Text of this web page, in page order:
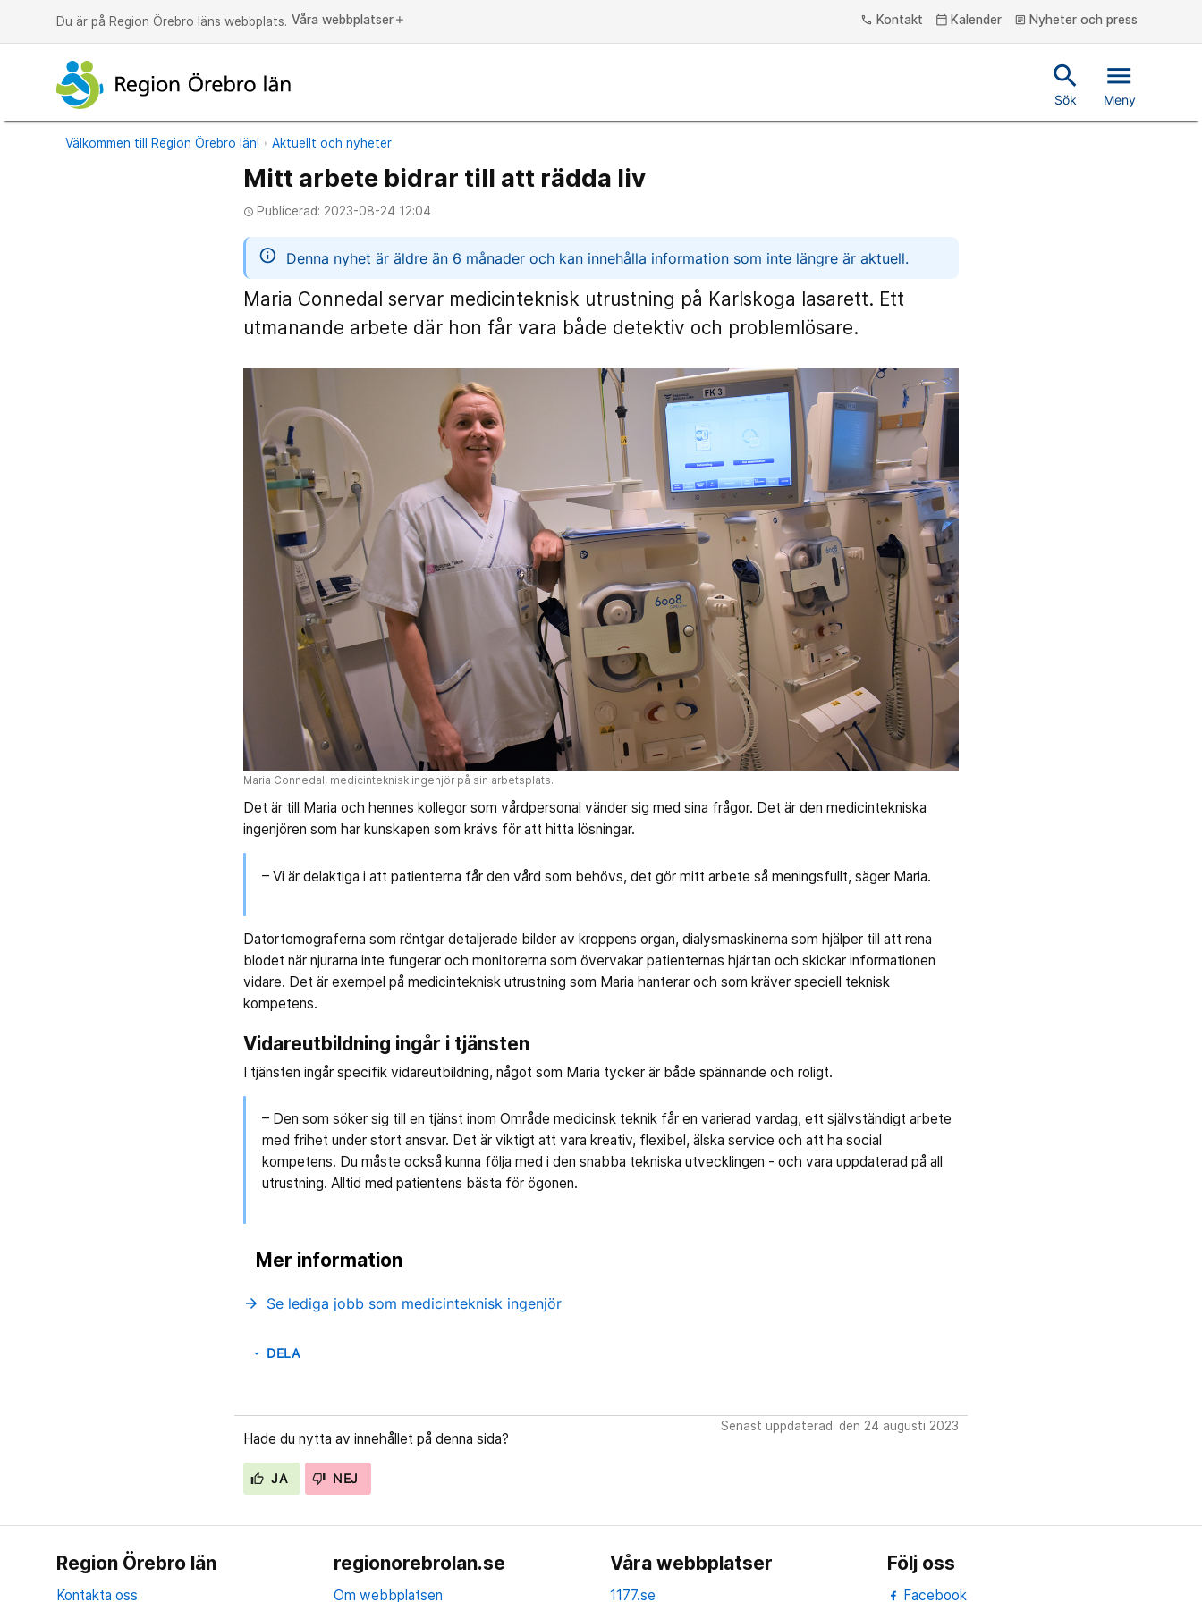
Du är på Region Örebro läns webbplats. Våra webbplatser add phone Kontakt calendar_today Kalender article Nyheter och press
search
Sök
menu
Meny
Välkommen till Region Örebro län! Aktuellt och nyheter
Mitt arbete bidrar till att rädda liv
access_time Publicerad: 2023-08-24 12:04
information
Denna nyhet är äldre än 6 månader och kan innehålla information som inte längre är aktuell.
Maria Connedal servar medicinteknisk utrustning på Karlskoga lasarett. Ett
utmanande arbete där hon får vara både detektiv och problemlösare.
Maria Connedal, medicinteknisk ingenjör på sin arbetsplats.
Det är till Maria och hennes kollegor som vårdpersonal vänder sig med sina frågor. Det är den medicintekniska
ingenjören som har kunskapen som krävs för att hitta lösningar.
– Vi är delaktiga i att patienterna får den vård som behövs, det gör mitt arbete så meningsfullt, säger Maria.
Datortomograferna som röntgar detaljerade bilder av kroppens organ, dialysmaskinerna som hjälper till att rena
blodet när njurarna inte fungerar och monitorerna som övervakar patienternas hjärtan och skickar informationen
vidare. Det är exempel på medicinteknisk utrustning som Maria hanterar och som kräver speciell teknisk
kompetens.
Vidareutbildning ingår i tjänsten
I tjänsten ingår specifik vidareutbildning, något som Maria tycker är både spännande och roligt.
– Den som söker sig till en tjänst inom Område medicinsk teknik får en varierad vardag, ett självständigt arbete
med frihet under stort ansvar. Det är viktigt att vara kreativ, flexibel, älska service och att ha social
kompetens. Du måste också kunna följa med i den snabba tekniska utvecklingen - och vara uppdaterad på all
utrustning. Alltid med patientens bästa för ögonen.
Mer information
arrow_forward Se lediga jobb som medicinteknisk ingenjör
arrow_drop_down DELA
Hade du nytta av innehållet på denna sida?
JA NEJ
Senast uppdaterad: den 24 augusti 2023
Region Örebro län
Kontakta oss
regionorebrolan.se
Om webbplatsen
Våra webbplatser
1177.se
Följ oss
Facebook